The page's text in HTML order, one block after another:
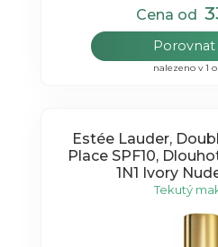
Cena od
Porovnat
nalezeno v 1
Estée Lauder,
Place SPF10,
1N1 Ivory
Tekutý